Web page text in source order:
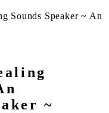
Sounds Speaker ~ An
~